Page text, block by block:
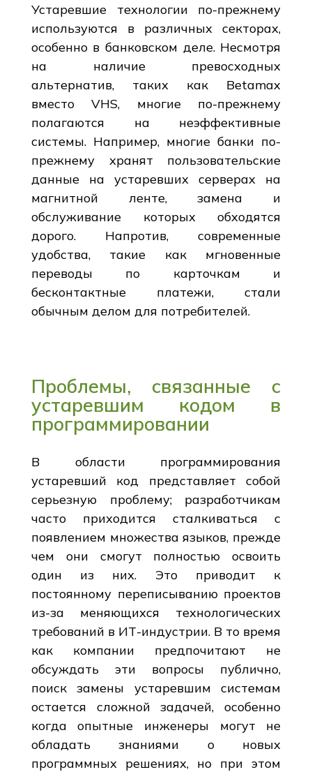
Устаревшие технологии по-прежнему
используются в различных секторах,
особенно в банковском деле. Несмотря
на наличие превосходных
альтернатив, таких как Betamax
вместо VHS, многие по-прежнему
полагаются на неэффективные
системы. Например, многие банки по-
прежнему хранят пользовательские
данные на устаревших серверах на
магнитной ленте, замена и
обслуживание которых обходятся
дорого. Напротив, современные
удобства, такие как мгновенные
переводы по карточкам и
бесконтактные платежи, стали
обычным делом для потребителей.
Проблемы, связанные с
устаревшим кодом в
программировании
В области программирования
устаревший код представляет собой
серьезную проблему; разработчикам
часто приходится сталкиваться с
появлением множества языков, прежде
чем они смогут полностью освоить
один из них. Это приводит к
постоянному переписыванию проектов
из-за меняющихся технологических
требований в ИТ-индустрии. В то время
как компании предпочитают не
обсуждать эти вопросы публично,
поиск замены устаревшим системам
остается сложной задачей, особенно
когда опытные инженеры могут не
обладать знаниями о новых
программных решениях, но при этом